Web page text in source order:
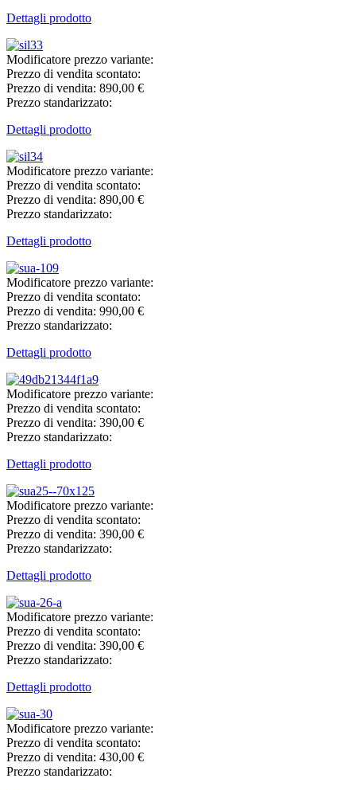
Dettagli prodotto
Modificatore prezzo variante:
Prezzo di vendita scontato:
Prezzo di vendita: 890,00 €
Prezzo standarizzato:
Dettagli prodotto
Modificatore prezzo variante:
Prezzo di vendita scontato:
Prezzo di vendita: 890,00 €
Prezzo standarizzato:
Dettagli prodotto
Modificatore prezzo variante:
Prezzo di vendita scontato:
Prezzo di vendita: 990,00 €
Prezzo standarizzato:
Dettagli prodotto
Modificatore prezzo variante:
Prezzo di vendita scontato:
Prezzo di vendita: 390,00 €
Prezzo standarizzato:
Dettagli prodotto
Modificatore prezzo variante:
Prezzo di vendita scontato:
Prezzo di vendita: 390,00 €
Prezzo standarizzato:
Dettagli prodotto
Modificatore prezzo variante:
Prezzo di vendita scontato:
Prezzo di vendita: 390,00 €
Prezzo standarizzato:
Dettagli prodotto
Modificatore prezzo variante:
Prezzo di vendita scontato:
Prezzo di vendita: 430,00 €
Prezzo standarizzato: